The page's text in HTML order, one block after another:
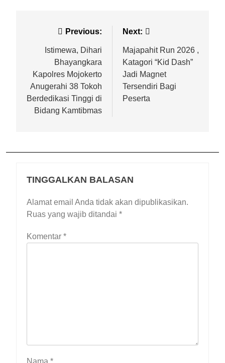
Previous:
Istimewa, Dihari
Bhayangkara
Kapolres Mojokerto
Anugerahi 38 Tokoh
Berdedikasi Tinggi di
Bidang Kamtibmas
Next:
Majapahit Run 2026 ,
Katagori “Kid Dash”
Jadi Magnet
Tersendiri Bagi
Peserta
TINGGALKAN BALASAN
Alamat email Anda tidak akan dipublikasikan.
Ruas yang wajib ditandai *
Komentar *